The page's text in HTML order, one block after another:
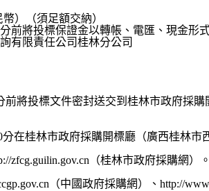
幣）（須足額交納）
分前將投標保證金以轉帳、電匯、現金形
有限責任公司桂林分公司
前將投標文件密封送交到桂林市政府採
分在桂林市政府採購開標廳（廣西桂林市
zfcg.guilin.gov.cn （桂林市政府採購網）。
（中國政府採購網）、 http://